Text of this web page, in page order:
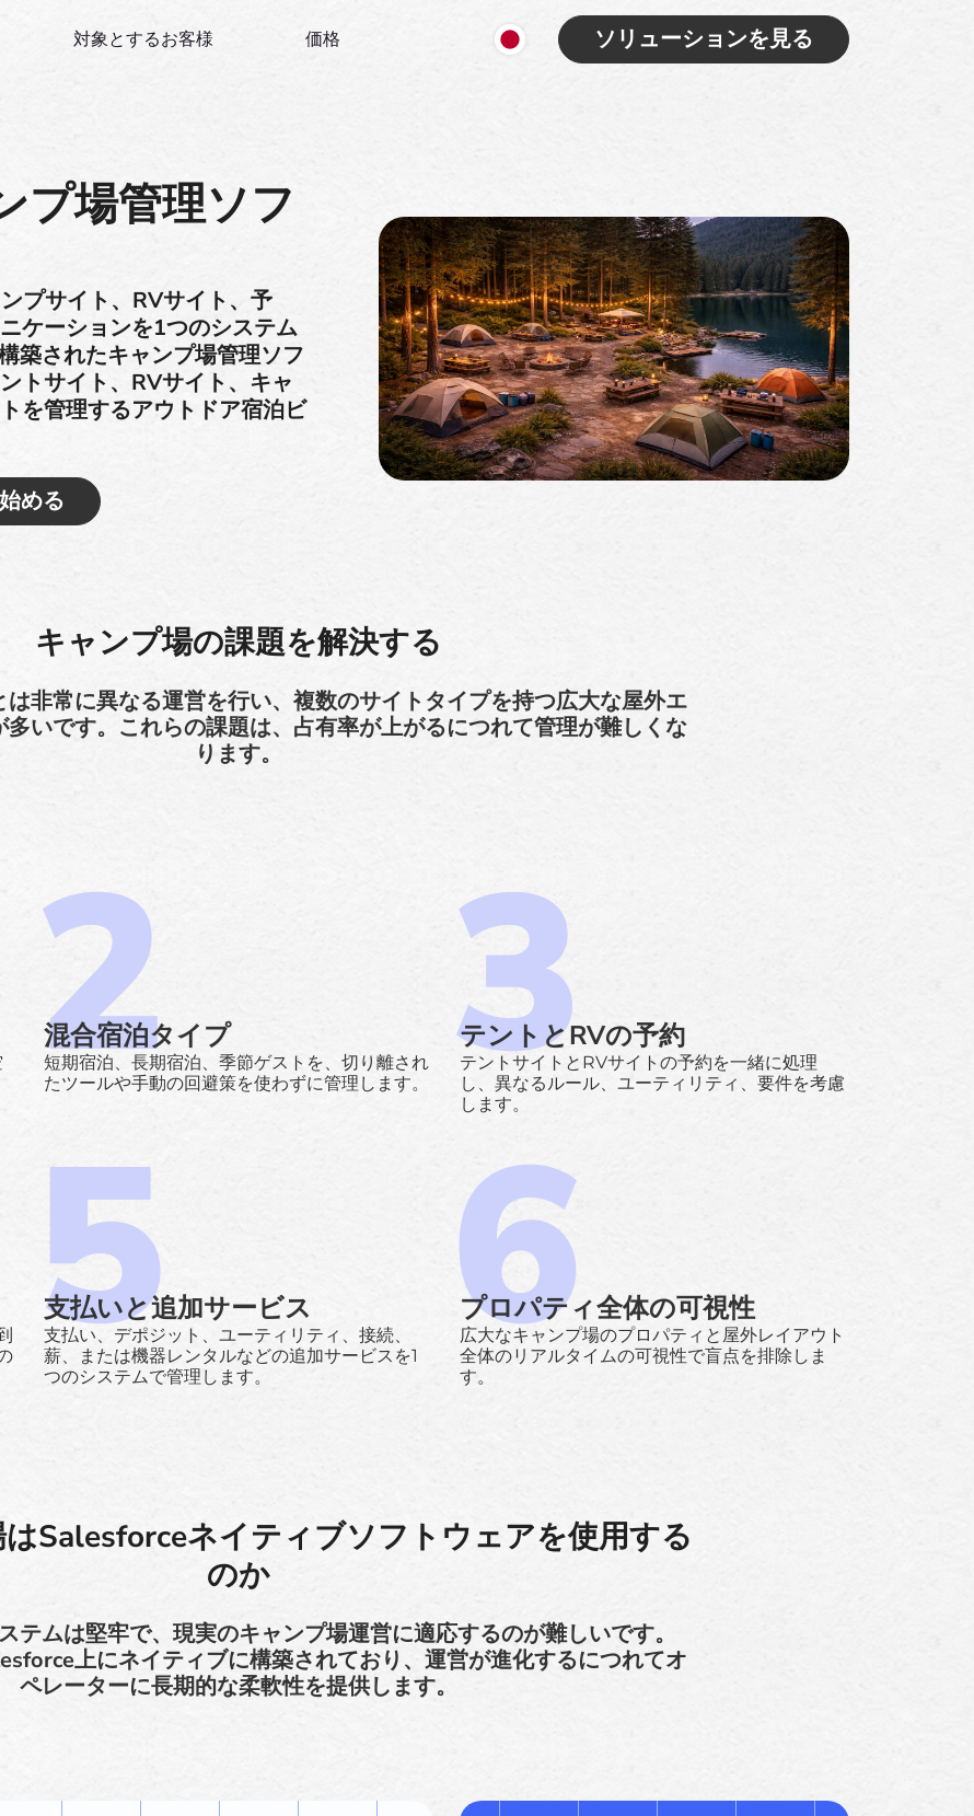
ソリューションを見る
対象とするお客様 価格
プ場管理ソフ
プサイト、RVサイト、予
ケーションを1つのシステム
築されたキャンプ場管理ソフ
トサイト、RVサイト、キャ
を管理するアウトドア宿泊ビ
める
キャンプ場の課題を解決する
は非常に異なる運営を行い、複数のサイトタイプを持つ広大な屋外エ
多いです。これらの課題は、占有率が上がるにつれて管理が難しくな
ります。
混合宿泊タイプ
短期宿泊、長期宿泊、季節ゲストを、切り離され
たツールや手動の回避策を使わずに管理します。
テントとRVの予約
テントサイトとRVサイトの予約を一緒に処理
し、異なるルール、ユーティリティ、要件を考慮
します。
支払いと追加サービス
支払い、デポジット、ユーティリティ、接続、
薪、または機器レンタルなどの追加サービスを1
つのシステムで管理します。
プロパティ全体の可視性
広大なキャンプ場のプロパティと屋外レイアウト
全体のリアルタイムの可視性で盲点を排除しま
す。
Salesforceネイティブソフトウェアを使用する
のか
テムは堅牢で、現実のキャンプ場運営に適応するのが難しいです。
上にネイティブに構築されており、運営が進化するにつれてオ
ペレーターに長期的な柔軟性を提供します。